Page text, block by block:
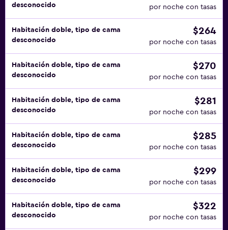
desconocido por noche con tasas
Habitación doble, tipo de cama
desconocido
$264
por noche con tasas
Habitación doble, tipo de cama
desconocido
$270
por noche con tasas
Habitación doble, tipo de cama
desconocido
$281
por noche con tasas
Habitación doble, tipo de cama
desconocido
$285
por noche con tasas
Habitación doble, tipo de cama
desconocido
$299
por noche con tasas
Habitación doble, tipo de cama
desconocido
$322
por noche con tasas